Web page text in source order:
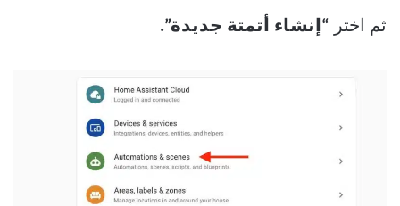
ثم اختر “إنشاء أتمتة جديدة”.